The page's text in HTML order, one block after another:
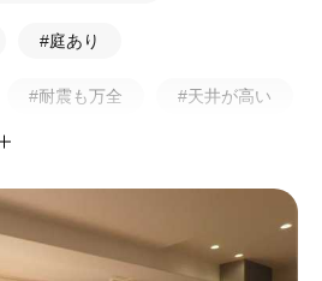
#庭あり
#耐震も万全 #天井が高い
トロ
ジアンテイスト
#ハンモック